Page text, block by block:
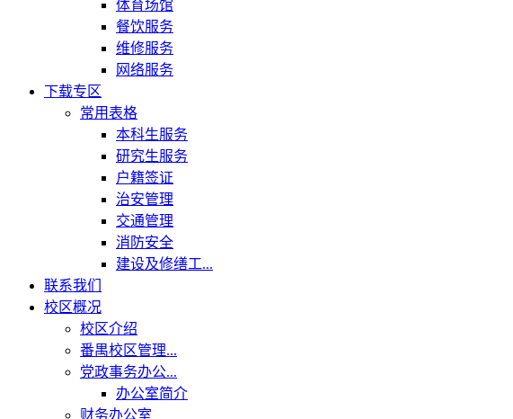
体育场馆
餐饮服务
维修服务
网络服务
下载专区
常用表格
本科生服务
研究生服务
户籍签证
治安管理
交通管理
消防安全
建设及修缮工...
联系我们
校区概况
校区介绍
番禺校区管理...
党政事务办公...
办公室简介
财务办公室